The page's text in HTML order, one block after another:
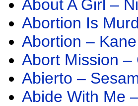
About A Girl –
Abortion Is
Abortion –
Abort Mission –
Abierto –
Abide With Me